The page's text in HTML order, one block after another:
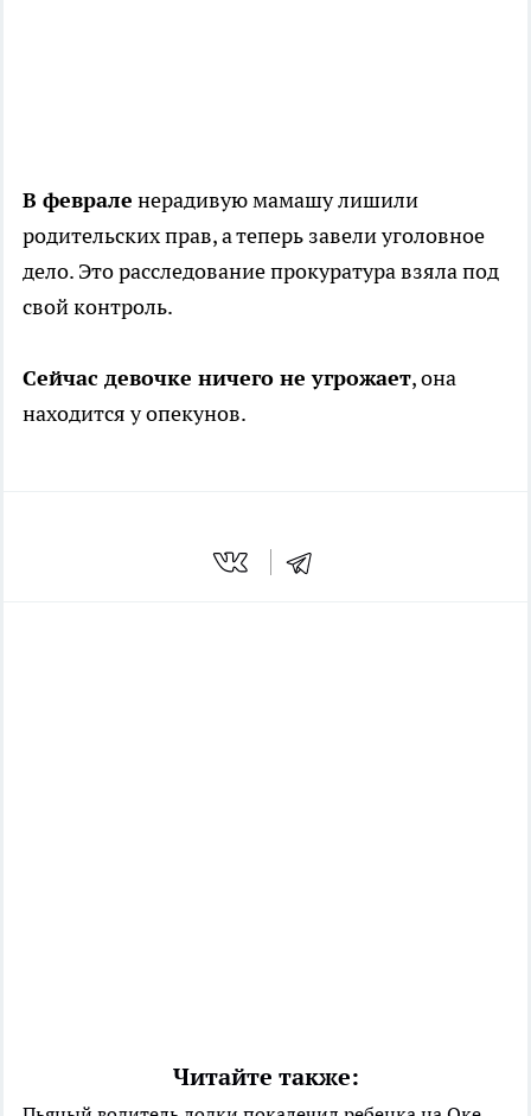
В феврале нерадивую мамашу лишили
родительских прав, а теперь завели уголовное
дело. Это расследование прокуратура взяла под
свой контроль.
Сейчас девочке ничего не угрожает, она
находится у опекунов.
Читайте также: